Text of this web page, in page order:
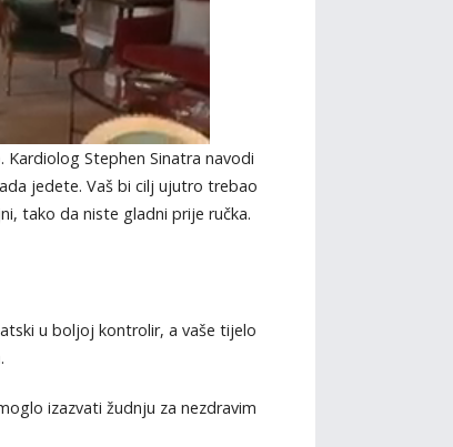
Stephen Sinatra navodi
jedete. Vaš bi cilj ujutro trebao
tako da niste gladni prije ručka.
u boljoj kontrolir, a vaše tijelo
izazvati žudnju za nezdravim